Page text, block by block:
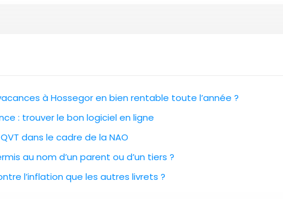
à Hossegor en bien rentable toute l’année ?
: trouver le bon logiciel en ligne
dans le cadre de la NAO
au nom d’un parent ou d’un tiers ?
l’inflation que les autres livrets ?